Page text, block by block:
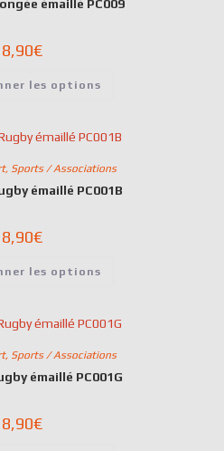
émaillé PC009
8,90€
les options
, Sports / Associations
émaillé PC001B
8,90€
les options
, Sports / Associations
émaillé PC001G
8,90€